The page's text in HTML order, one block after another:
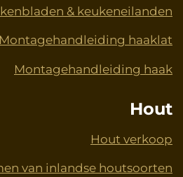
& keukeneilanden
Montagehandleiding haaklat
Montagehandleiding haak
Hout
Hout verkoop
van inlandse houtsoorten